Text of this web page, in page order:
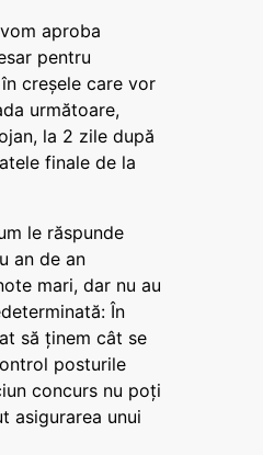
aproba
pentru
creșele care vor
următoare,
la 2 zile după
finale de la
le răspunde
an de an
mari, dar nu au
În
să ținem cât se
posturile
concurs nu poți
asigurarea unui